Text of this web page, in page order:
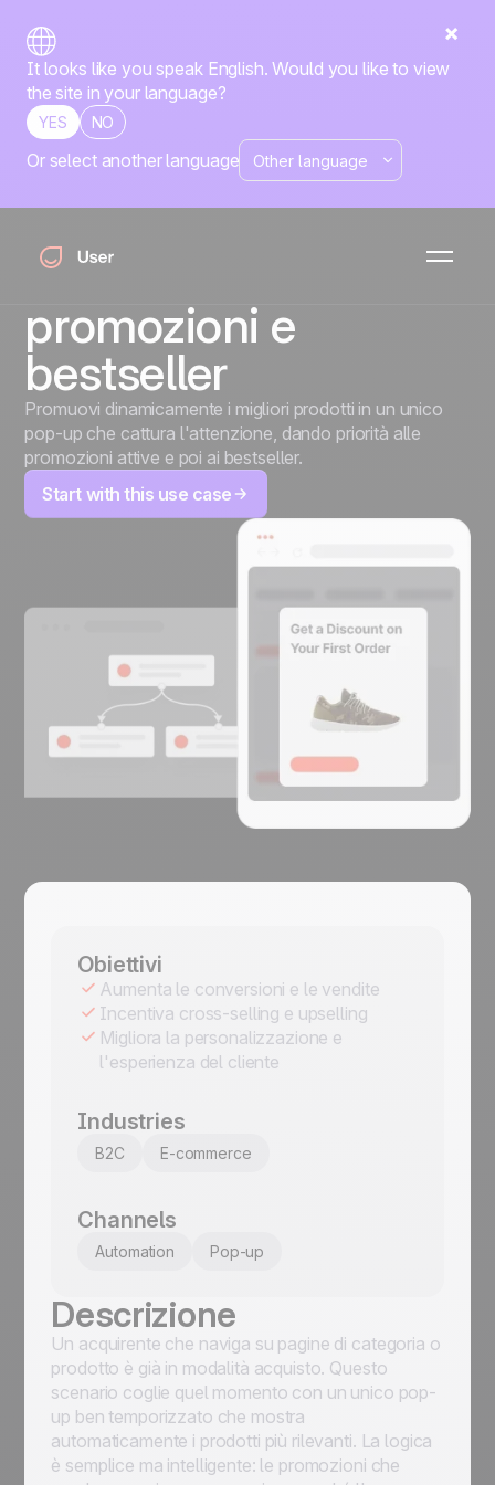
It looks like you speak English. Would you like to view
the site in your language?
YES NO
Or select another language
Pop-up
raccomandazioni AI:
visualizzazione
promozioni e
bestseller
Promuovi dinamicamente i migliori prodotti in un unico
pop-up che cattura l'attenzione, dando priorità alle
promozioni attive e poi ai bestseller.
Start with this use case
Obiettivi
Aumenta le conversioni e le vendite
Incentiva cross-selling e upselling
Migliora la personalizzazione e
l'esperienza del cliente
Industries
B2C E-commerce
Channels
Automation Pop-up
Descrizione
Un acquirente che naviga su pagine di categoria o
prodotto è già in modalità acquisto. Questo
scenario coglie quel momento con un unico pop-
up ben temporizzato che mostra
automaticamente i prodotti più rilevanti. La logica
è semplice ma intelligente: le promozioni che